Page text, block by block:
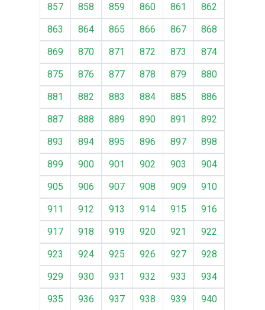
857
858 859 860 861
862
863
864 865 866 867
868
869
870 871 872 873
874
875
876 877 878 879
880
881
882 883 884 885
886
887
888 889 890 891
892
893
894 895 896 897
898
899
900 901 902 903
904
905
906 907 908 909
910
911
912 913 914 915
916
917
918 919 920 921
922
923
924 925 926 927
928
929
930 931 932 933
934
935
936 937 938 939
940